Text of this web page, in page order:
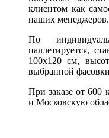
клиентом как
наших менеджеров.
По
паллетируется,
100х120 см,
выбранной
При заказе от 600
и Московскую